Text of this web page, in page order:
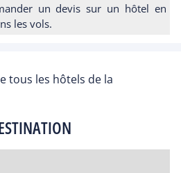
un devis sur un hôtel en
les vols.
tous les hôtels de la